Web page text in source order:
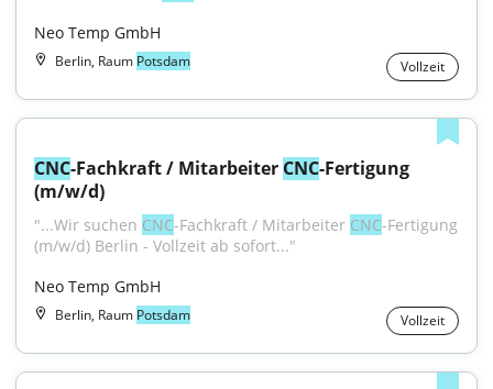
Neo Temp GmbH
Berlin, Raum Potsdam Vollzeit
CNC-Fachkraft / Mitarbeiter CNC-Fertigung
(m/w/d)
"...Wir suchen CNC-Fachkraft / Mitarbeiter CNC-Fertigung
(m/w/d) Berlin - Vollzeit ab sofort..."
Neo Temp GmbH
Berlin, Raum Potsdam Vollzeit